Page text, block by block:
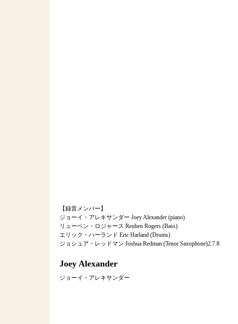
【録音メンバー】
ジョーイ・アレキサンダー Joey Alexander (piano)
リューベン・ロジャース Reuben Rogers (Bass)
エリック・ハーランド Eric Harland (Drums)
ジョシュア・レッドマン Joshua Redman (Tenor Saxophone)2.7.8
Joey Alexander
ジョーイ・アレキサンダー